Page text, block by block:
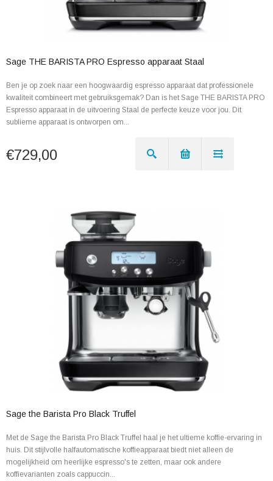
Sage THE BARISTA PRO Espresso apparaat Staal
Ben je op zoek naar een hoogwaardig espresso apparaat dat professionele
kwaliteit combineert met gebruiksgemak? Dan is het Sage THE BARISTA PRO
Espresso apparaat in de uitvoering Staal de perfecte keuze voor jou. Dit
sublieme apparaat is ontworpen om...
€729,00
Sage the Barista Pro Black Truffel
Met de Sage the Barista Pro Black Truffel haal je het ultieme koffie-ervaring in
huis. Dit stijlvolle halfautomatische koffieapparaat biedt niet alleen de
mogelijkheid om heerlijke espresso's te zetten, maar ook andere
koffievarianten zoals cappuccin...